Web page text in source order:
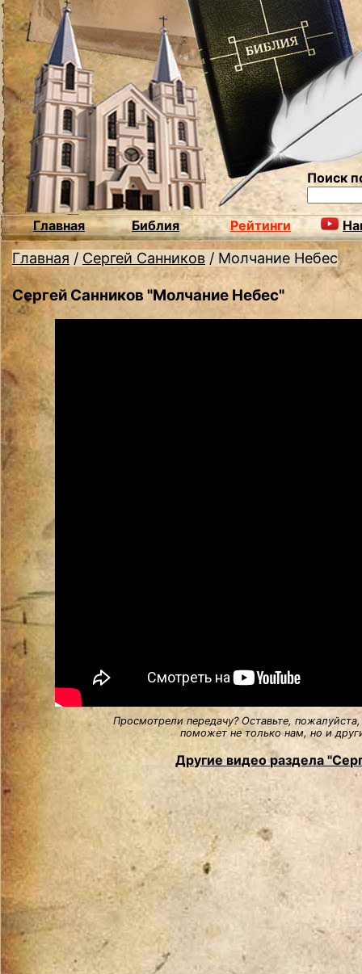
Поиск
Главная Библия Рейтинги
Главная / Сергей Санников / Молчание Небес
Сергей Санников "Молчание Небес"
Просмотрели передачу? Оставьте,
поможет не только нам, но и
Другие видео раздела